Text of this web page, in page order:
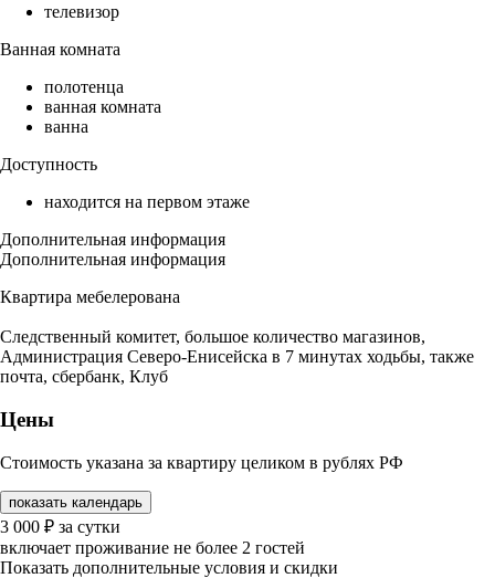
телевизор
Ванная комната
полотенца
ванная комната
ванна
Доступность
находится на первом этаже
Дополнительная информация
Дополнительная информация
Квартира мебелерована
Следственный комитет, большое количество магазинов,
Администрация Северо-Енисейска в 7 минутах ходьбы, также
почта, сбербанк, Клуб
Цены
Стоимость указана за квартиру целиком в рублях РФ
показать календарь
3 000 ₽ за сутки
включает проживание не более 2 гостей
Показать дополнительные условия и скидки